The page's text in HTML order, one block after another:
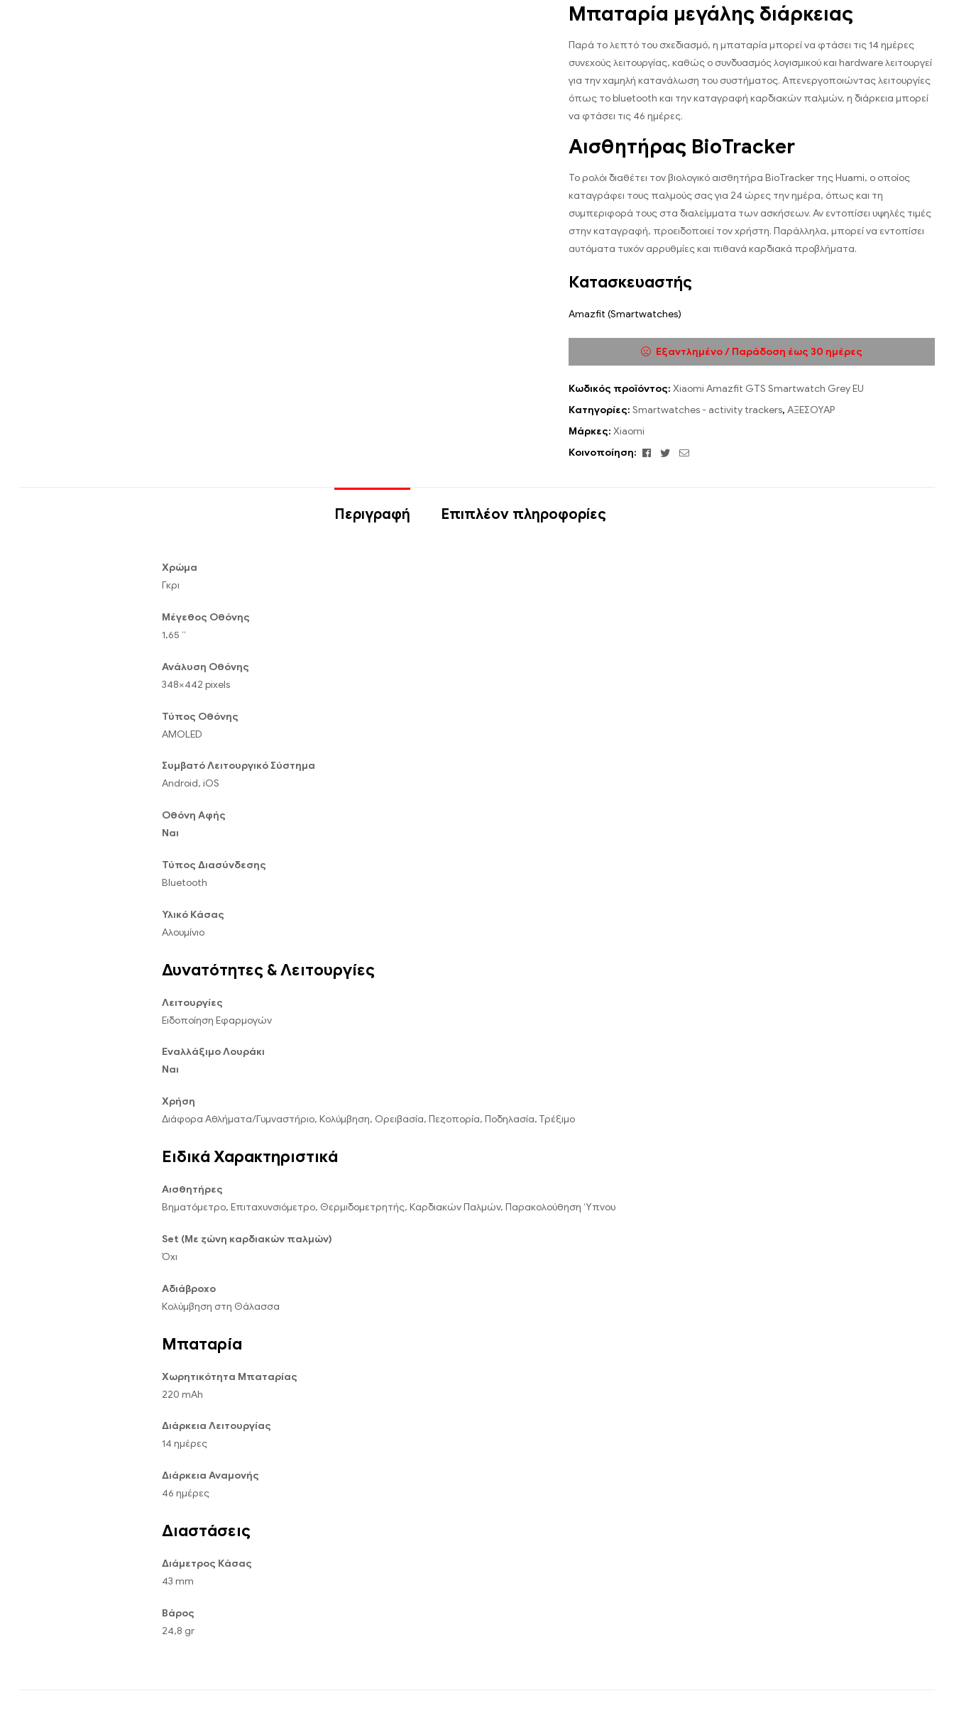
Μπαταρία μεγάλης διάρκειας
Παρά το λεπτό του σχεδιασμό, η μπαταρία μπορεί να φτάσει τις 14 ημέρες
συνεχούς λειτουργίας, καθώς ο συνδυασμός λογισμικού και hardware λειτουργεί
για την χαμηλή κατανάλωση του συστήματος. Απενεργοποιώντας λειτουργίες
όπως το bluetooth και την καταγραφή καρδιακών παλμών, η διάρκεια μπορεί
να φτάσει τις 46 ημέρες.
Αισθητήρας BioTracker
Το ρολόι διαθέτει τον βιολογικό αισθητήρα BioTracker της Huami, ο οποίος
καταγράφει τους παλμούς σας για 24 ώρες την ημέρα, όπως και τη
συμπεριφορά τους στα διαλείμματα των ασκήσεων. Αν εντοπίσει υψηλές τιμές
στην καταγραφή, προειδοποιεί τον χρήστη. Παράλληλα, μπορεί να εντοπίσει
αυτόματα τυχόν αρρυθμίες και πιθανά καρδιακά προβλήματα.
Κατασκευαστής
Amazfit (Smartwatches)
Εξαντλημένο / Παράδοση έως 30 ημέρες
Κωδικός προϊόντος: Xiaomi Amazfit GTS Smartwatch Grey EU
Κατηγορίες: Smartwatches - activity trackers, ΑΞΕΣΟΥΑΡ
Μάρκες: Xiaomi
Κοινοποίηση:
Facebook
TwitterEmail
Περιγραφή Επιπλέον πληροφορίες
Χρώμα
Γκρι
Μέγεθος Οθόνης
1,65 “
Ανάλυση Οθόνης
348×442 pixels
Τύπος Οθόνης
AMOLED
Συμβατό Λειτουργικό Σύστημα
Android, iOS
Οθόνη Αφής
Ναι
Τύπος Διασύνδεσης
Bluetooth
Υλικό Κάσας
Αλουμίνιο
Δυνατότητες & Λειτουργίες
Λειτουργίες
Ειδοποίηση Εφαρμογών
Εναλλάξιμο Λουράκι
Ναι
Χρήση
Διάφορα Αθλήματα/Γυμναστήριο, Κολύμβηση, Ορειβασία, Πεζοπορία, Ποδηλασία, Τρέξιμο
Ειδικά Χαρακτηριστικά
Αισθητήρες
Βηματόμετρο, Επιταχυνσιόμετρο, Θερμιδομετρητής, Καρδιακών Παλμών, Παρακολούθηση ‘Υπνου
Set (Με ζώνη καρδιακών παλμών)
Όχι
Αδιάβροχο
Κολύμβηση στη Θάλασσα
Μπαταρία
Χωρητικότητα Μπαταρίας
220 mAh
Διάρκεια Λειτουργίας
14 ημέρες
Διάρκεια Αναμονής
46 ημέρες
Διαστάσεις
Διάμετρος Κάσας
43 mm
Βάρος
24,8 gr